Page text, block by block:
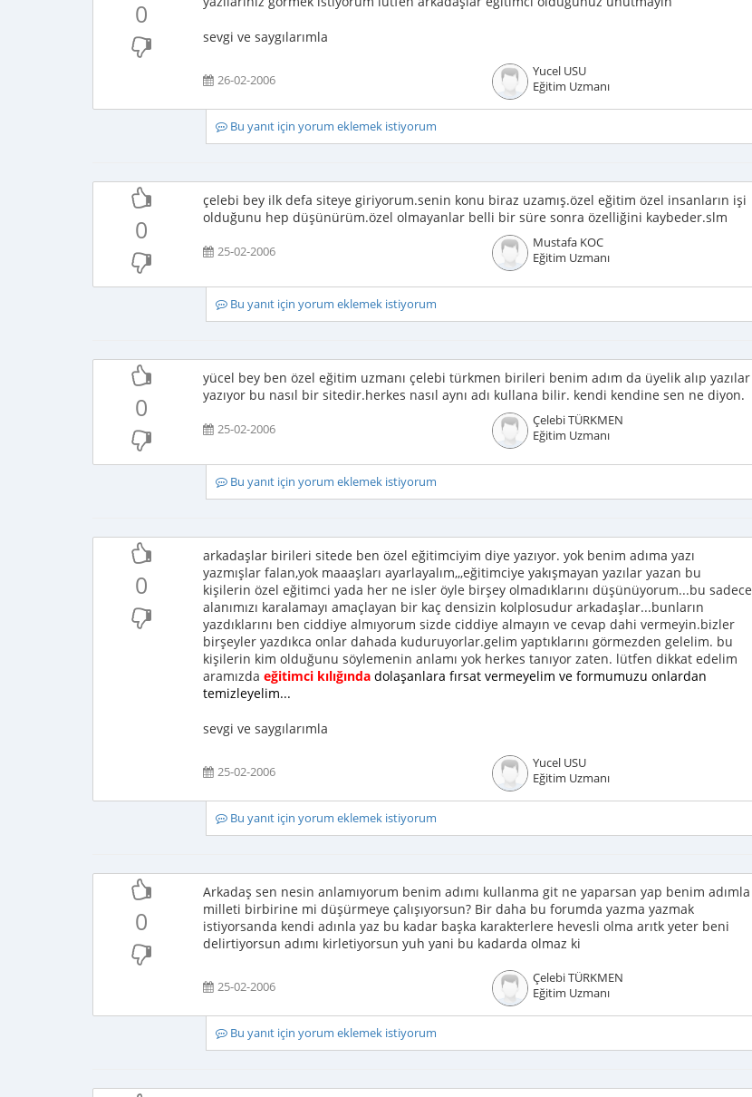
0
sevgi ve saygılarımla
26-02-2006
Yucel USU
Eğitim Uzmanı
Bu yanıt için yorum eklemek istiyorum
0
çelebi bey ilk defa siteye giriyorum.senin konu biraz uzamış.özel eğitim özel insanların işi
olduğunu hep düşünürüm.özel olmayanlar belli bir süre sonra özelliğini kaybeder.slm
25-02-2006
Mustafa KOC
Eğitim Uzmanı
Bu yanıt için yorum eklemek istiyorum
0
yücel bey ben özel eğitim uzmanı çelebi türkmen birileri benim adım da üyelik alıp yazılar
yazıyor bu nasıl bir sitedir.herkes nasıl aynı adı kullana bilir. kendi kendine sen ne diyon.
25-02-2006
Çelebi TÜRKMEN
Eğitim Uzmanı
Bu yanıt için yorum eklemek istiyorum
0
arkadaşlar birileri sitede ben özel eğitimciyim diye yazıyor. yok benim adıma yazı
yazmışlar falan,yok maaaşları ayarlayalım,,,eğitimciye yakışmayan yazılar yazan bu
kişilerin özel eğitimci yada her ne isler öyle birşey olmadıklarını düşünüyorum...bu sadece
alanımızı karalamayı amaçlayan bir kaç densizin kolplosudur arkadaşlar...bunların
yazdıklarını ben ciddiye almıyorum sizde ciddiye almayın ve cevap dahi vermeyin.bizler
birşeyler yazdıkca onlar dahada kuduruyorlar.gelim yaptıklarını görmezden gelelim. bu
kişilerin kim olduğunu söylemenin anlamı yok herkes tanıyor zaten. lütfen dikkat edelim
aramızdaeğitimci kılığındadolaşanlara fırsat vermeyelim ve formumuzu onlardan
temizleyelim...
sevgi ve saygılarımla
25-02-2006
Yucel USU
Eğitim Uzmanı
Bu yanıt için yorum eklemek istiyorum
0
Arkadaş sen nesin anlamıyorum benim adımı kullanma git ne yaparsan yap benim adımla
milleti birbirine mi düşürmeye çalışıyorsun? Bir daha bu forumda yazma yazmak
istiyorsanda kendi adınla yaz bu kadar başka karakterlere hevesli olma arıtk yeter beni
delirtiyorsun adımı kirletiyorsun yuh yani bu kadarda olmaz ki
25-02-2006
Çelebi TÜRKMEN
Eğitim Uzmanı
Bu yanıt için yorum eklemek istiyorum